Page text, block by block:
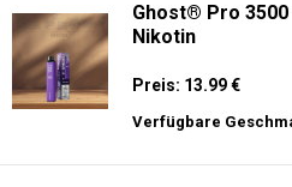
Ghost® Pro
Nikotin
Preis: 13.99 €
Verfügbare